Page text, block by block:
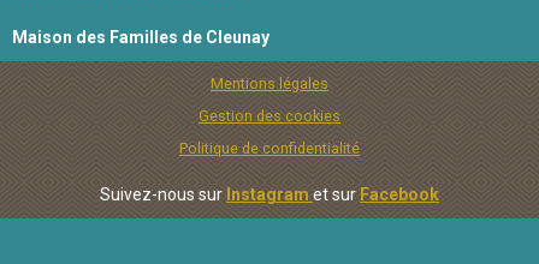
Maison des Familles de Cleunay
Mentions légales
Gestion des cookies
Politique de confidentialité
Suivez-nous sur Instagram et sur Facebook